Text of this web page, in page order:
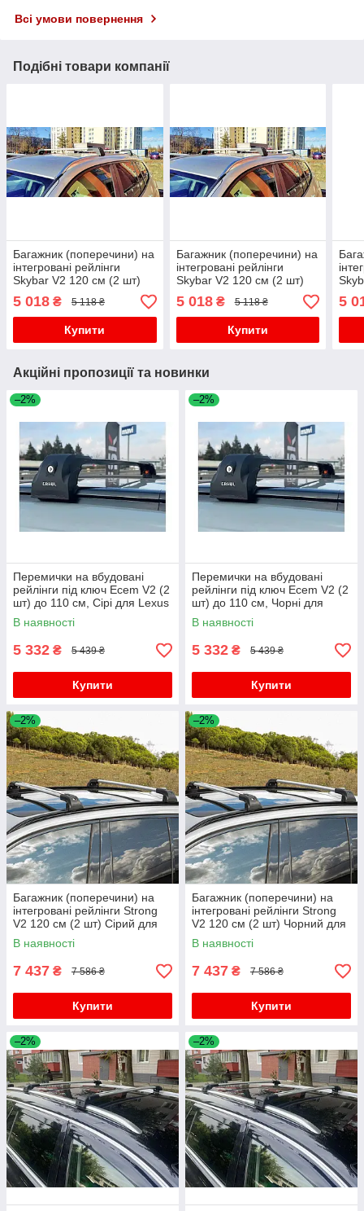
Всі умови повернення
Подібні товари компанії
Багажник (поперечини) на
інтегровані рейлінги
Skybar V2 120 см (2 шт)
Чорний для бмв X4 F-26
2014-2018 рр
5 018 ₴ 5 118 ₴
Купити
Багажник (поперечини) на
інтегровані рейлінги
Skybar V2 120 см (2 шт)
Чорний для Volkswagen
Touareg 2018- рр
5 018₴ 5 118 ₴
Купити
5
Акційні пропозиції та новинки
–2%
Перемички на вбудовані
рейлінги під ключ Ecem V2 (2
шт) до 110 см, Сірі для Lexus
UX 2018- рр
В наявності
5 332 ₴ 5 439 ₴
Купити
–2%
Перемички на вбудовані
рейлінги під ключ Ecem V2 (2
шт) до 110 см, Чорні для
Lexus UX 2018- рр
В наявності
5 332 ₴ 5 439 ₴
Купити
–2%
Багажник (поперечини) на
інтегровані рейлінги Strong
V2 120 см (2 шт) Сірий для
Lexus UX 2018- рр
В наявності
7 437 ₴ 7 586 ₴
Купити
–2%
Багажник (поперечини) на
інтегровані рейлінги Strong
V2 120 см (2 шт) Чорний для
Lexus UX 2018- рр
В наявності
7 437 ₴ 7 586 ₴
Купити
–2% –2%